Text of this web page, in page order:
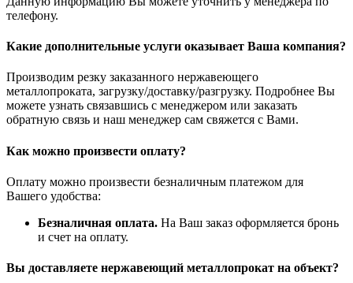
телефону.
Какие дополнительные услуги оказывает Ваша компания?
Производим резку заказанного нержавеющего
металлопроката, загрузку/доставку/разгрузку. Подробнее Вы
можете узнать связавшись с менеджером или заказать
обратную связь и наш менеджер сам свяжется с Вами.
Как можно произвести оплату?
Оплату можно произвести безналичным платежом для
Вашего удобства:
Безналичная оплата. На Ваш заказ оформляется бронь
и счет на оплату.
Вы доставляете нержавеющий металлопрокат на объект?